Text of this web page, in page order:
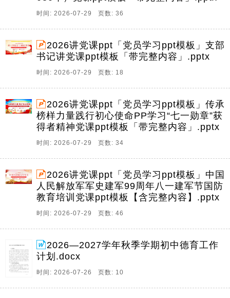
时间: 2026-07-29 页数: 36
2026讲党课ppt「党员学习ppt模板」支部
书记讲党课ppt模板「带完整内容」.pptx
时间: 2026-07-29 页数: 18
2026讲党课ppt「党员学习ppt模板」传承
榜样力量践行初心使命PP学习“七一勋章”获
得者精神党课ppt模板「带完整内容」.pptx
时间: 2026-07-29 页数: 34
2026讲党课ppt「党员学习ppt模板」中国
人民解放军军史建军99周年八一建军节国防
教育培训党课ppt模板【含完整内容】.pptx
时间: 2026-07-29 页数: 46
2026—2027学年秋季学期初中德育工作
计划.docx
时间: 2026-07-26 页数: 10